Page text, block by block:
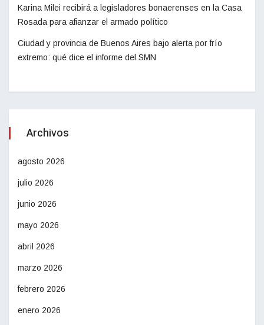
Karina Milei recibirá a legisladores bonaerenses en la Casa
Rosada para afianzar el armado político
Ciudad y provincia de Buenos Aires bajo alerta por frío
extremo: qué dice el informe del SMN
Archivos
agosto 2026
julio 2026
junio 2026
mayo 2026
abril 2026
marzo 2026
febrero 2026
enero 2026